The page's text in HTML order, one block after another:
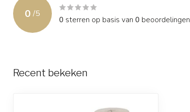
0 /5
0 sterren op basis van 0 beoordelingen
Recent bekeken